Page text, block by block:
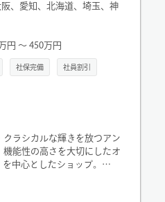
、愛知、北海道、埼玉、神
円 〜 450万円
社保完備 社員割引
ラシカルな輝きを放つアン
能性の高さを大切にしたオ
中心としたショップ。
レベルで提案します。